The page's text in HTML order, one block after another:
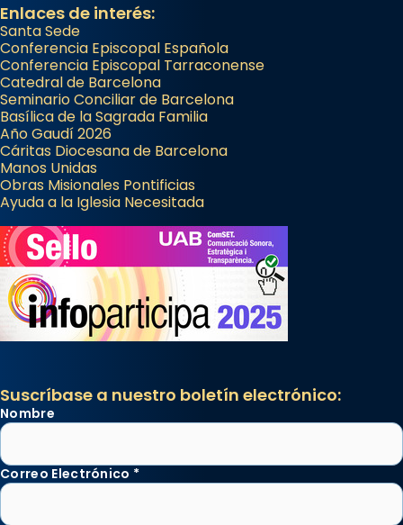
Enlaces de interés:
Santa Sede
Conferencia Episcopal Española
Conferencia Episcopal Tarraconense
Catedral de Barcelona
Seminario Conciliar de Barcelona
Basílica de la Sagrada Familia
Año Gaudí 2026
Cáritas Diocesana de Barcelona
Manos Unidas
Obras Misionales Pontificias
Ayuda a la Iglesia Necesitada
Suscríbase a nuestro boletín electrónico:
Nombre
Correo Electrónico *